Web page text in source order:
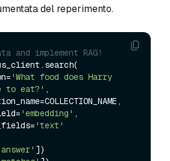
del reperimento.
and implement RAG!
'What food does Harry
to eat?' ,
'embedding' ,
'text'